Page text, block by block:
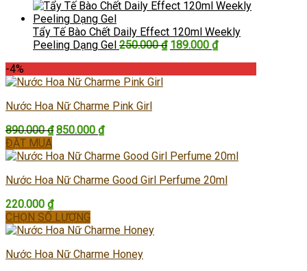
Tẩy Tế Bào Chết Daily Effect 120ml Weekly
Peeling Dạng Gel 250.000₫ Giá
189.000 ₫Giá
-4%
Nước Hoa Nữ Charme Pink Girl
890.000₫ Giá
là:
850.000 ₫Giá
tại
850.000 ₫.
ĐẶT MUA
Nước Hoa Nữ Charme Good Girl Perfume 20ml
220.000 ₫
CHỌN SỐ LƯỢNG
Sản
này
Nước Hoa Nữ Charme Honey